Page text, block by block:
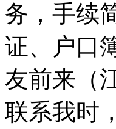
务，手续
证、户口
友前来（
联系我时